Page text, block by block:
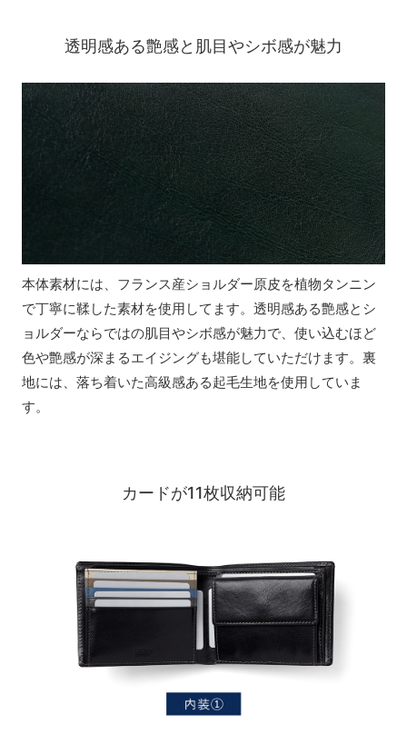
透明感ある艶感と肌目やシボ感が魅力
本体素材には、フランス産ショルダー原皮を植物タンニン
で丁寧に鞣した素材を使用してます。透明感ある艶感とシ
ョルダーならではの肌目やシボ感が魅力で、使い込むほど
色や艶感が深まるエイジングも堪能していただけます。裏
地には、落ち着いた高級感ある起毛生地を使用していま
す。
カードが11枚収納可能